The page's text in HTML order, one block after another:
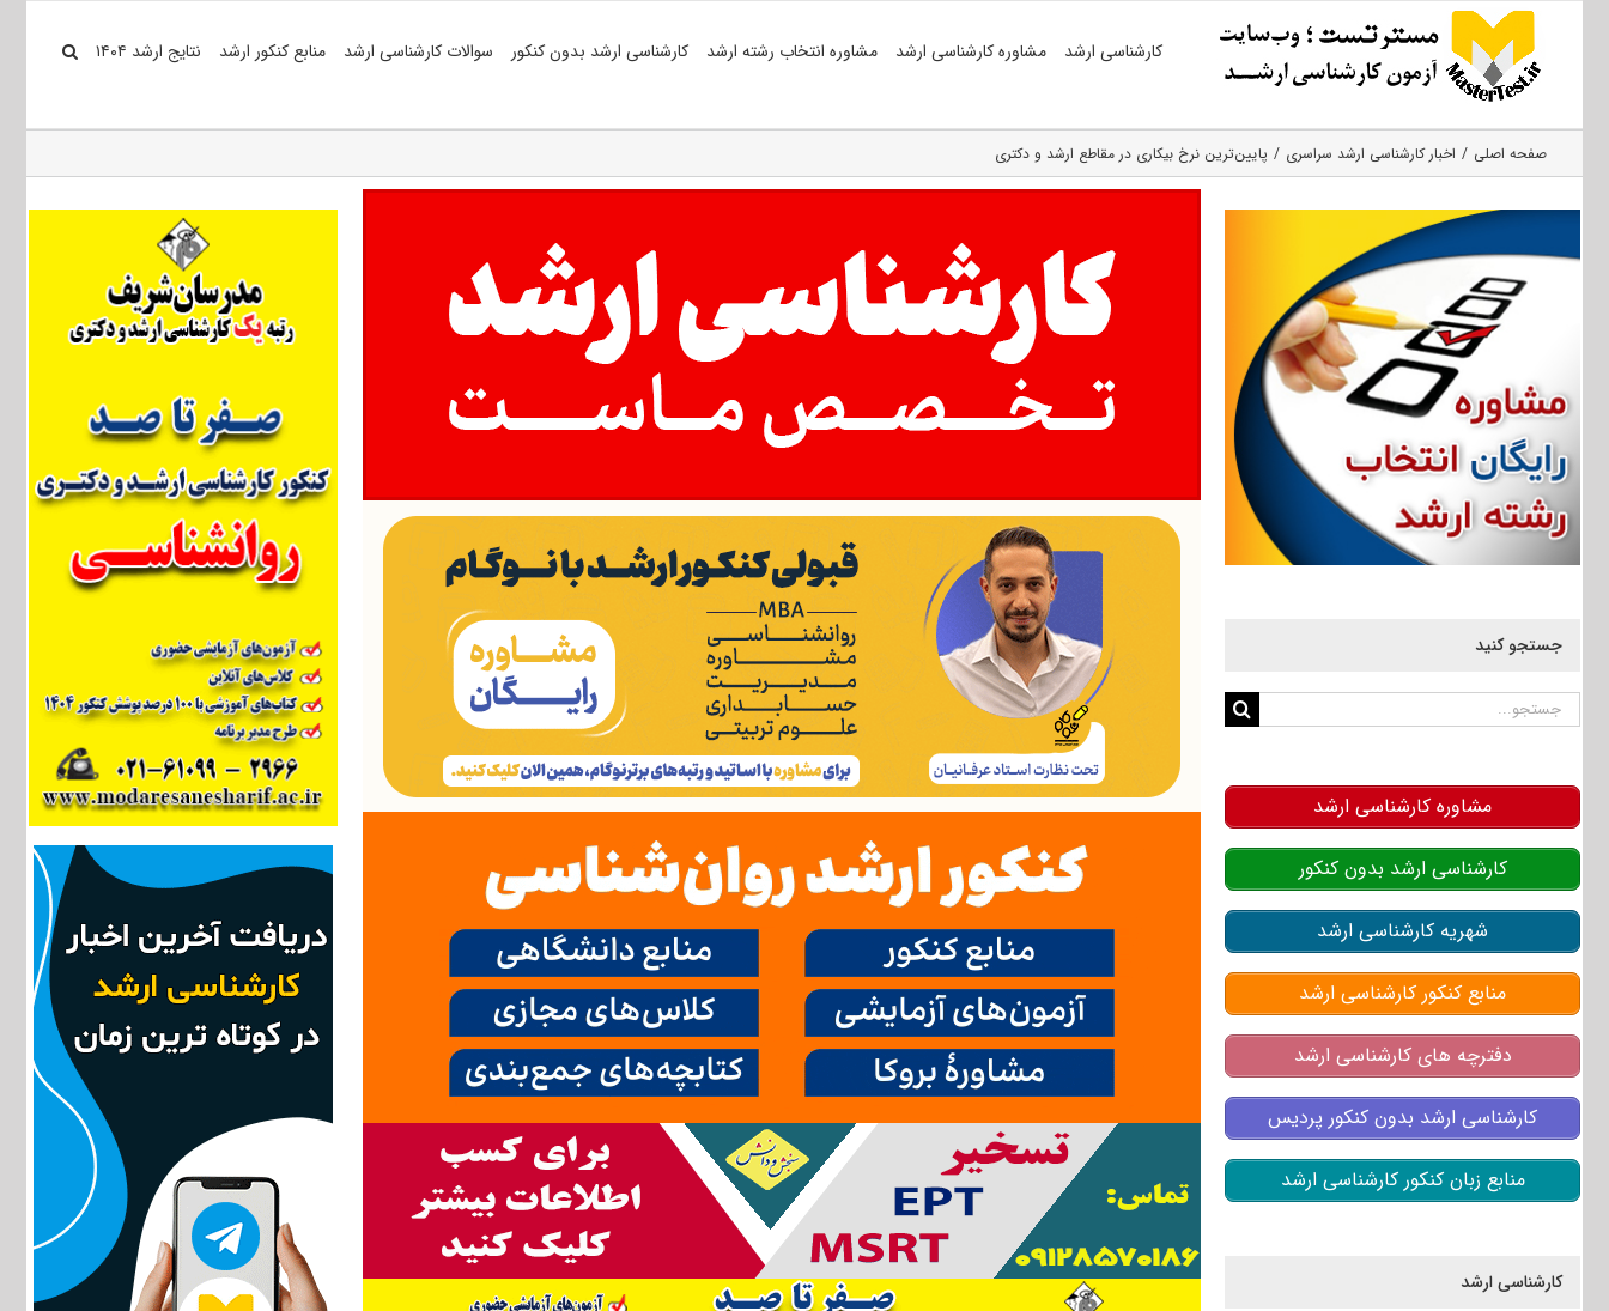
کارشناسی ارشد مشاوره کارشناسی ارشد مشاوره انتخاب رشته ارشد کارشناسی ارشد بدون کنکور سوالات کارشناسی ارشد منابع کنکور ارشد نتایج ارشد ۱۴۰۴
صفحه اصلی اخبار کارشناسی ارشد سراسری پایین‌ترین نرخ بیکاری در مقاطع ارشد و دکتری
جستجو کنید
جستجو
مشاوره کارشناسی ارشد
کارشناسی ارشد بدون کنکور
شهریه کارشناسی ارشد
منابع کنکور کارشناسی ارشد
دفترچه های کارشناسی ارشد
کارشناسی ارشد بدون کنکور پردیس
منابع زبان کنکور کارشناسی ارشد
کارشناسی ارشد